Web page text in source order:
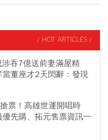
/ HOT ARTICLES /
吞7億送前妻滿屋精
董座才2天閃辭：發現
票！高雄世運開唱時
先購、拓元售票資訊一